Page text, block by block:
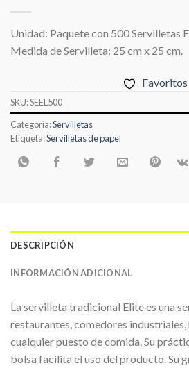
Unidad: Paquete con 500 Servilletas
Medida de Servilleta: 25 cm x 25 cm.
Favoritos
SKU:SEEL500
Categoría:Servilletas
Etiqueta:Servilletas de papel
DESCRIPCIÓN
INFORMACIÓN ADICIONAL
La servilleta tradicional Elite es una
restaurantes, comedores
cualquier puesto de comida. Su
bolsa facilita el uso del producto. Su